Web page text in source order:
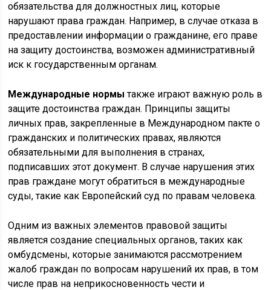
обязательства для должностных лиц, которые
нарушают права граждан. Например, в случае отказа в
предоставлении информации о гражданине, его праве
на защиту достоинства, возможен административный
иск к государственным органам.
Международные нормы также играют важную роль в
защите достоинства граждан. Принципы защиты
личных прав, закрепленные в Международном пакте о
гражданских и политических правах, являются
обязательными для выполнения в странах,
подписавших этот документ. В случае нарушения этих
прав граждане могут обратиться в международные
суды, такие как Европейский суд по правам человека.
Одним из важных элементов правовой защиты
является создание специальных органов, таких как
омбудсмены, которые занимаются рассмотрением
жалоб граждан по вопросам нарушений их прав, в том
числе прав на неприкосновенность чести и